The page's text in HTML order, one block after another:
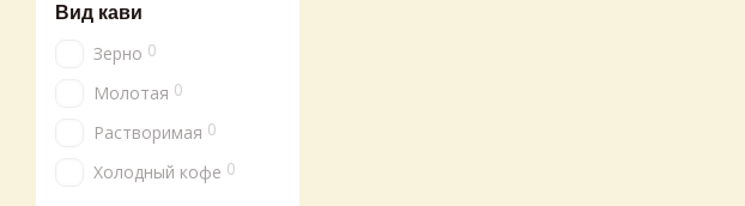
Вид кави
Зерно 0
Молотая 0
Растворимая 0
Холодный кофе 0